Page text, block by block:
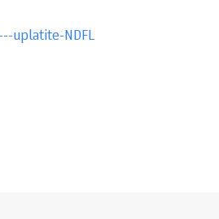
uplatite-NDFL